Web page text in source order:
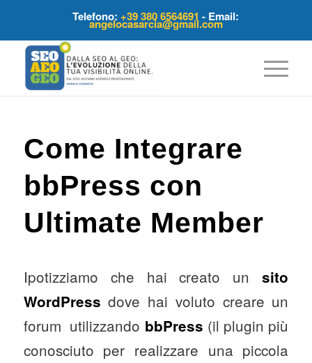
Telefono:+39 380 6564691 - Email:
angelocasarcia@gmail.com
Come Integrare
bbPress con
Ultimate Member
Ipotizziamo che hai creato unsito
WordPress dove hai voluto creare un
forum utilizzando bbPress (il plugin più
conosciuto per realizzare una piccola